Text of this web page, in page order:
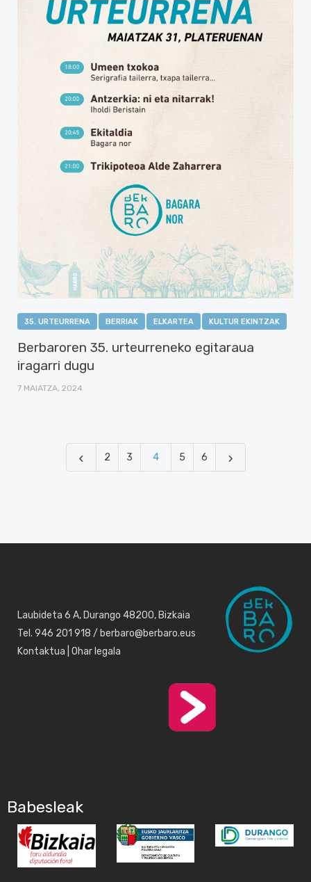
35. URTEURRENA BERRIAK ELKARTEA KULTUR EKINTZAK
Berbaroren 35. urteurreneko egitaraua
iragarri dugu
7 MAIATZA, 2024
2 3 4 5 6
Laubideta 6 A, Durango 48200, Bizkaia
Tel. 946 201 918 / berbaro@berbaro.eus
Kontaktua Ohar legala
Babesleak